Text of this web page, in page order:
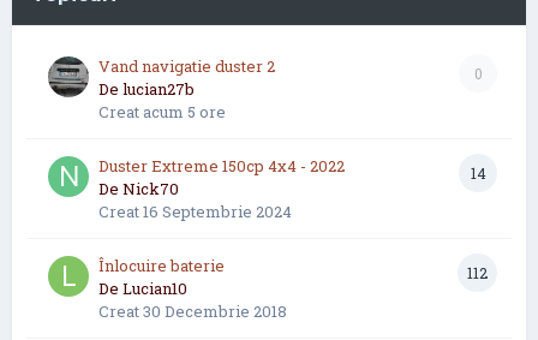
0
Vand navigatie duster 2
De lucian27b
Creat acum 5 ore
14
Duster Extreme 150cp 4x4 - 2022
De Nick70
Creat16 Septembrie 2024
112
Înlocuire baterie
De Lucian10
Creat30 Decembrie 2018